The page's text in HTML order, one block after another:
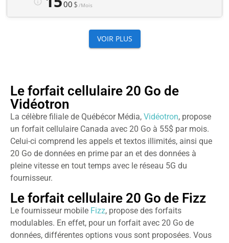
Le forfait cellulaire 20 Go de
Vidéotron
La célèbre filiale de Québécor Média, Vidéotron, propose
un forfait cellulaire Canada avec 20 Go à 55$ par mois.
Celui-ci comprend les appels et textos illimités, ainsi que
20 Go de données en prime par an et des données à
pleine vitesse en tout temps avec le réseau 5G du
fournisseur.
Le forfait cellulaire 20 Go de Fizz
Le fournisseur mobile Fizz, propose des forfaits
modulables. En effet, pour un forfait avec 20 Go de
données, différentes options vous sont proposées. Vous